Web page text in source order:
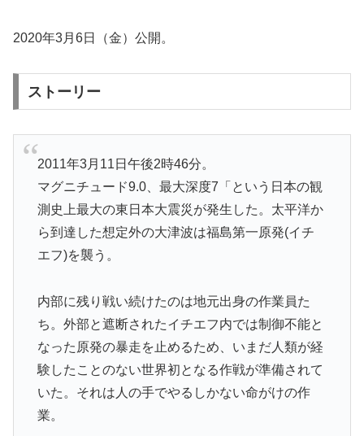
2020年3月6日（金）公開。
ストーリー
2011年3月11日午後2時46分。
マグニチュード9.0、最大深度7「という日本の観
測史上最大の東日本大震災が発生した。太平洋か
ら到達した想定外の大津波は福島第一原発(イチ
エフ)を襲う。
内部に残り戦い続けたのは地元出身の作業員た
ち。外部と遮断されたイチエフ内では制御不能と
なった原発の暴走を止めるため、いまだ人類が経
験したことのない世界初となる作戦が準備されて
いた。それは人の手でやるしかない命がけの作
業。